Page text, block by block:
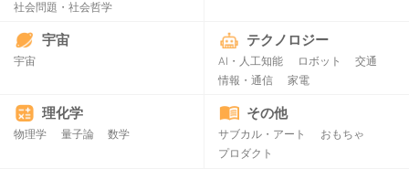
社会問題・社会哲学
宇宙
宇宙
テクノロジー
AI・人工知能 ロボット
交通
情報・通信
家電
理化学
物理学 量子論 数学
その他
サブカル・アート
おもちゃ
プロダクト